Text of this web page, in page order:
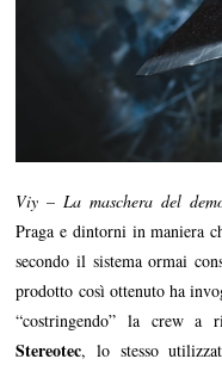
Viy – La maschera del
Praga e dintorni in maniera
secondo il sistema ormai
prodotto così ottenuto ha
“costringendo” la crew
Stereotec, lo stesso